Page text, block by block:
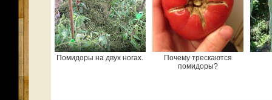
Помидоры на двух ногах.
Почему трескаются
помидоры?